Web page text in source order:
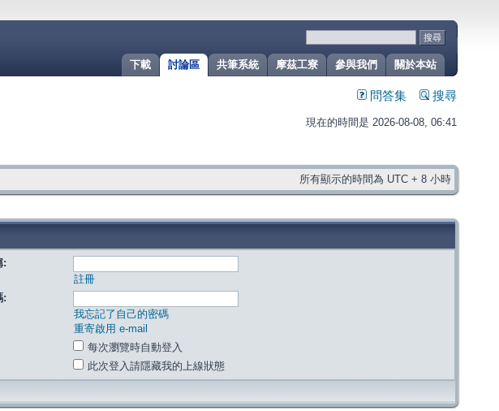
關於本站
參與我們
摩茲工寮
共筆系統
討論區
下載
問答集 搜尋
現在的時間是 2026-08-08, 06:41
所有顯示的時間為 UTC + 8 小時
:
註冊
:
我忘記了自己的密碼
重寄啟用 e-mail
每次瀏覽時自動登入
此次登入請隱藏我的上線狀態